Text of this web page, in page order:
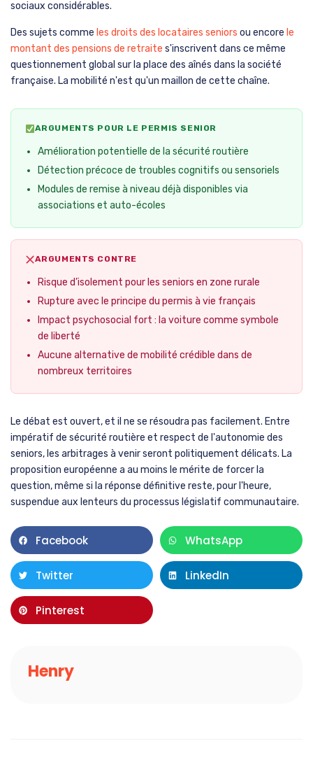
sociaux considérables.
Des sujets comme les droits des locataires seniors ou encore le
montant des pensions de retraite s'inscrivent dans ce même
questionnement global sur la place des aînés dans la société
française. La mobilité n'est qu'un maillon de cette chaîne.
ARGUMENTS POUR LE PERMIS SENIOR
Amélioration potentielle de la sécurité routière
Détection précoce de troubles cognitifs ou sensoriels
Modules de remise à niveau déjà disponibles via
associations et auto-écoles
ARGUMENTS CONTRE
Risque d’isolement pour les seniors en zone rurale
Rupture avec le principe du permis à vie français
Impact psychosocial fort : la voiture comme symbole
de liberté
Aucune alternative de mobilité crédible dans de
nombreux territoires
Le débat est ouvert, et il ne se résoudra pas facilement. Entre
impératif de sécurité routière et respect de l'autonomie des
seniors, les arbitrages à venir seront politiquement délicats. La
proposition européenne a au moins le mérite de forcer la
question, même si la réponse définitive reste, pour l'heure,
suspendue aux lenteurs du processus législatif communautaire.
Facebook WhatsApp
Twitter LinkedIn
Pinterest
Henry